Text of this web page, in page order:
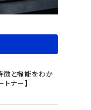
と機能をわか
ナー】